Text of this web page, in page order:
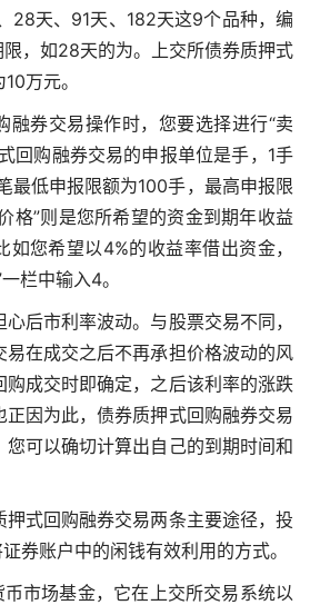
28天、91天、182天这9个品种，编
，如28天的为。上交所债券质押式
万元。
融券交易操作时，您要选择进行“卖
回购融券交易的申报单位是手，1手
最低申报限额为100手，最高申报限
格”则是您所希望的资金到期年收益
您希望以4%的收益率借出资金，
栏中输入4。
后市利率波动。与股票交易不同，
在成交之后不再承担价格波动的风
购成交时即确定，之后该利率的涨跌
因为此，债券质押式回购融券交易
可以确切计算出自己的到期时间和
押式回购融券交易两条主要途径，投
券账户中的闲钱有效利用的方式。
市场基金，它在上交所交易系统以